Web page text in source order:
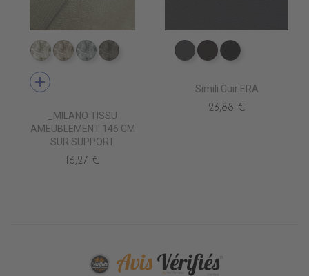
TA1800 IVOIRE
TA1801 BEIGE
TA1802 LINEN
TA1803 FLETCHER
add
_MILANO TISSU
AMEUBLEMENT 146 CM
SUR SUPPORT
16,27 €
EV4010 ANTHRACITE
EV4020 MARRON
EV4000 NOIR
Simili Cuir ERA
23,88 €